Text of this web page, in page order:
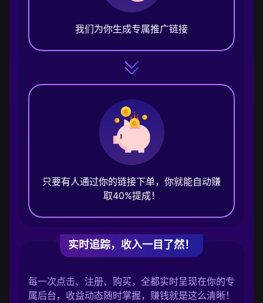
我们为你生成专属推广链接
只要有人通过你的链接下单，你就能自动赚
取40%提成！
实时追踪，收入一目了然！
每一次点击、注册、购买，全都实时呈现在你的专
属后台，收益动态随时掌握，赚钱就是这么清晰！